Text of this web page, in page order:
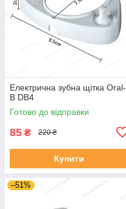
Електрична зубна щітка Oral-
B DB4
Готово до відправки
85 ₴ 220 ₴
Купити
–51%